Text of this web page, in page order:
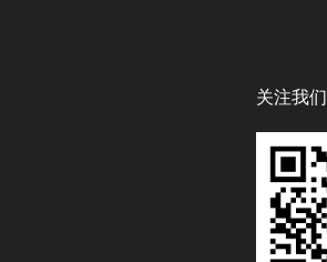
关注我们